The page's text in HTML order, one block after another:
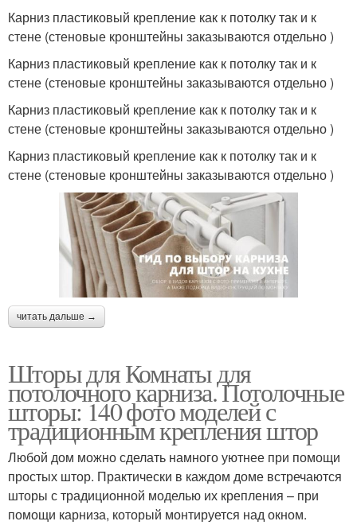
Карниз пластиковый крепление как к потолку так и к
стене (стеновые кронштейны заказываются отдельно )
Карниз пластиковый крепление как к потолку так и к
стене (стеновые кронштейны заказываются отдельно )
Карниз пластиковый крепление как к потолку так и к
стене (стеновые кронштейны заказываются отдельно )
Карниз пластиковый крепление как к потолку так и к
стене (стеновые кронштейны заказываются отдельно )
читать дальше →
Шторы для Комнаты для
потолочного карниза. Потолочные
шторы: 140 фото моделей с
традиционным крепления штор
Любой дом можно сделать намного уютнее при помощи
простых штор. Практически в каждом доме встречаются
шторы с традиционной моделью их крепления – при
помощи карниза, который монтируется над окном.